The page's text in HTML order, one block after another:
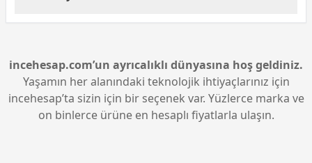
engelleme özelliği ve bağlantı seçenekleri gibi teknik
süresini göz önünde bulundurmak da faydalı
olacaktır.
Dexim Yayıncı Mikrofonu, kullanıcı dostu bir kurulum
özelliği ile herhangi bir sürücü yüklemesine gerek
kalmadan anında kullanıma hazır hale gelir.
Mikrofonu, ses ayarları menüsünden varsayılan kayıt
cihazı olarak seçerek, hemen ses kaydına
başlayabilirsiniz.
incehesap.com’un ayrıcalıklı dünyasına hoş geldiniz.
Yaşamın her alanındaki teknolojik ihtiyaçlarınız için
incehesap’ta sizin için bir seçenek var. Yüzlerce marka ve
on binlerce ürüne en hesaplı fiyatlarla ulaşın.